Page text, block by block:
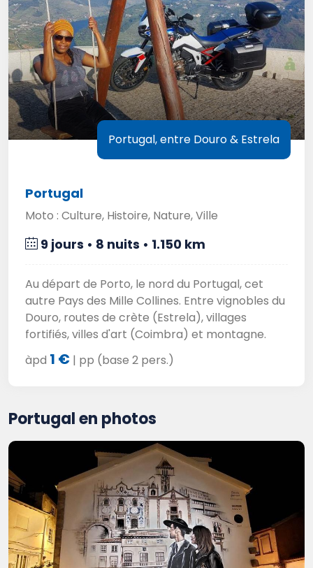
Portugal, entre Douro & Estrela
Portugal
Moto : Culture, Histoire, Nature, Ville
9 jours • 8 nuits • 1.150 km
Au départ de Porto, le nord du Portugal, cet
autre Pays des Mille Collines. Entre vignobles du
Douro, routes de crète (Estrela), villages
fortifiés, villes d'art (Coimbra) et montagne.
àpd 1 € | pp (base 2 pers.)
Portugal en photos